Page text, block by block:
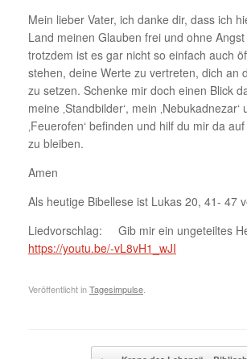
Mein lieber Vater, ich danke dir, dass ich
Land meinen Glauben frei und ohne
trotzdem ist es gar nicht so einfach auch
stehen, deine Werte zu vertreten, dich an
zu setzen. Schenke mir doch einen Blick
meine ‚Standbilder‘, mein ‚Nebukadnezar‘
‚Feuerofen‘ befinden und hilf du mir da
zu bleiben.
Amen
Als heutige Bibellese ist Lukas 20, 41- 47
Liedvorschlag: Gib mir ein ungeteiltes
https://youtu.be/-vL8vH1_wJI
Veröffentlicht inTagesimpulse